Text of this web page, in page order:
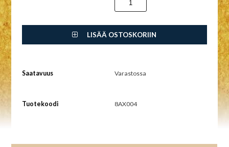
LISÄÄ OSTOSKORIIN
Saatavuus Varastossa
Tuotekoodi 8AX004